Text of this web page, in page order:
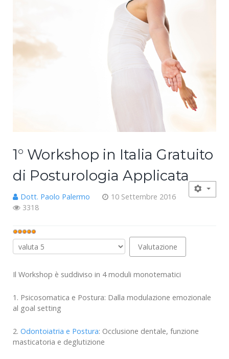
1° Workshop in Italia Gratuito
di Posturologia Applicata
Dott. Paolo Palermo
10 Settembre 2016
3318
Valutazione
attuale:5/5
Valuta
Il Workshop è suddiviso in 4 moduli monotematici
1. Psicosomatica e Postura: Dalla modulazione emozionale
al goal setting
2. Odontoiatria e Postura: Occlusione dentale, funzione
masticatoria e deglutizione